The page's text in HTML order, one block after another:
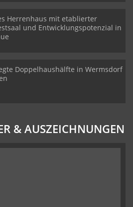
Herrenhaus mit etablierter
und Entwicklungspotenzial in
Doppelhaushälfte in Wermsdorf
& AUSZEICHNUNGEN